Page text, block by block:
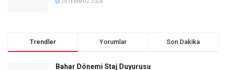
26 TEMMUZ 2026
Trendler Yorumlar Son Dakika
Bahar Dönemi Staj Duyurusu